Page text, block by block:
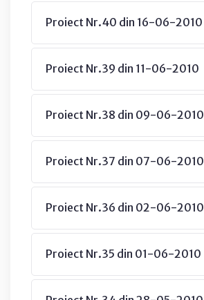
Proiect Nr.40 din 16-06-2010
Proiect Nr.39 din 11-06-2010
Proiect Nr.38 din 09-06-2010
Proiect Nr.37 din 07-06-2010
Proiect Nr.36 din 02-06-2010
Proiect Nr.35 din 01-06-2010